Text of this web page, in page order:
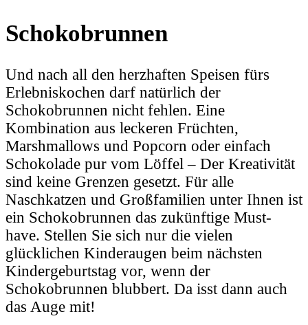
Schokobrunnen
Und nach all den herzhaften Speisen fürs
Erlebniskochen darf natürlich der
Schokobrunnen nicht fehlen. Eine
Kombination aus leckeren Früchten,
Marshmallows und Popcorn oder einfach
Schokolade pur vom Löffel – Der Kreativität
sind keine Grenzen gesetzt. Für alle
Naschkatzen und Großfamilien unter Ihnen ist
ein Schokobrunnen das zukünftige Must-
have. Stellen Sie sich nur die vielen
glücklichen Kinderaugen beim nächsten
Kindergeburtstag vor, wenn der
Schokobrunnen blubbert. Da isst dann auch
das Auge mit!